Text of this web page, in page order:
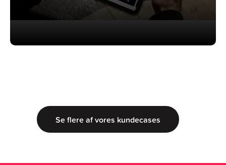
Se flere af vores kundecases